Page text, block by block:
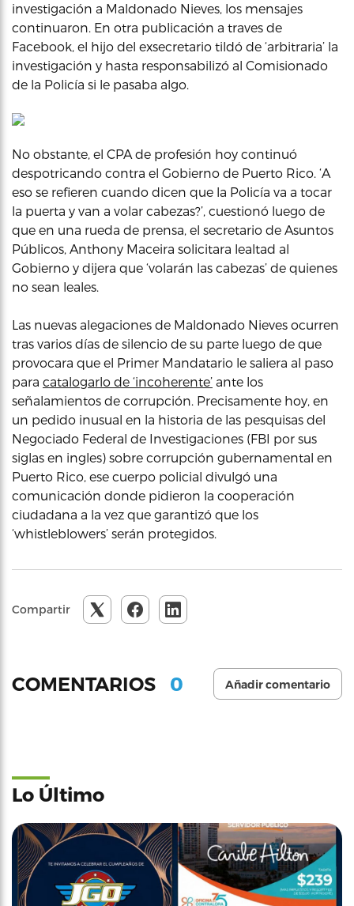
investigación a Maldonado Nieves, los mensajes
continuaron. En otra publicación a traves de
Facebook, el hijo del exsecretario tildó de ‘arbitraria’ la
investigación y hasta responsabilizó al Comisionado
de la Policía si le pasaba algo.
No obstante, el CPA de profesión hoy continuó
despotricando contra el Gobierno de Puerto Rico. ‘A
eso se refieren cuando dicen que la Policía va a tocar
la puerta y van a volar cabezas?’, cuestionó luego de
que en una rueda de prensa, el secretario de Asuntos
Públicos, Anthony Maceira solicitara lealtad al
Gobierno y dijera que ‘volarán las cabezas’ de quienes
no sean leales.
Las nuevas alegaciones de Maldonado Nieves ocurren
tras varios días de silencio de su parte luego de que
provocara que el Primer Mandatario le saliera al paso
para catalogarlo de ‘incoherente’ ante los
señalamientos de corrupción. Precisamente hoy, en
un pedido inusual en la historia de las pesquisas del
Negociado Federal de Investigaciones (FBI por sus
siglas en ingles) sobre corrupción gubernamental en
Puerto Rico, ese cuerpo policial divulgó una
comunicación donde pidieron la cooperación
ciudadana a la vez que garantizó que los
‘whistleblowers’ serán protegidos.
Compartir
COMENTARIOS 0 Añadir comentario
Lo Último